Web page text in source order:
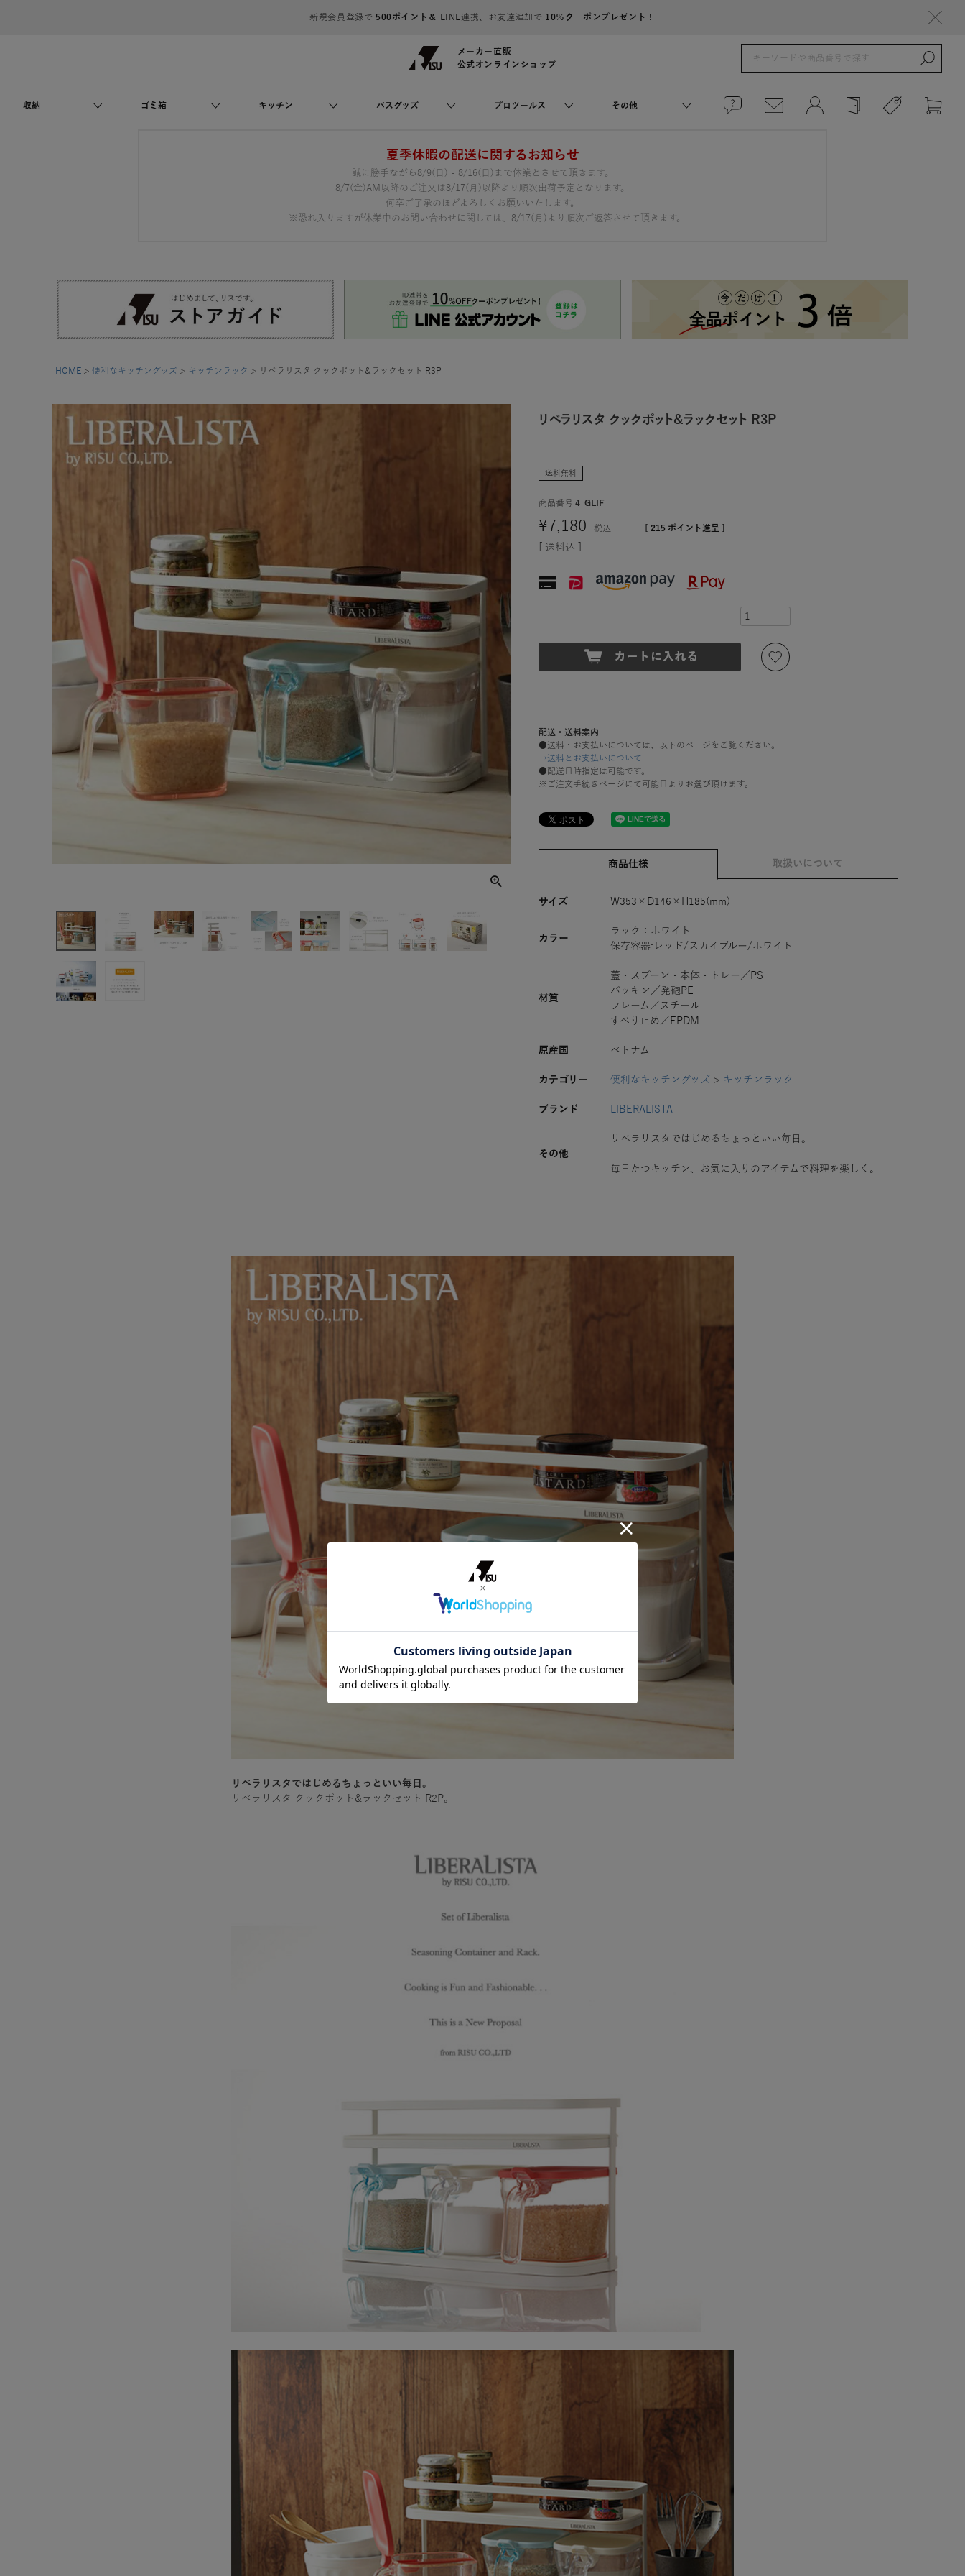
新規会員登録で 500ポイント＆ LINE連携、お友達追加で 10％クーポンプレゼント！
メーカー直販
公式オンラインショップ
収納 ゴミ箱 キッチン バスグッズ プロツールス その他
夏季休暇の配送に関するお知らせ
誠に勝手ながら8/9(日) - 8/16(日)まで休業とさせて頂きます。
8/7(金)AM以降のご注文は8/17(月)以降より順次出荷予定となります。
何卒ご了承のほどよろしくお願いいたします。
※恐れ入りますが休業中のお問い合わせに関しては、8/17(月)より順次ご返答させて頂きます。
HOME 便利なキッチングッズ キッチンラック リベラリスタ クックポット&ラックセット R3P
リベラリスタ クックポット&ラックセット R3P
送料無料
商品番号 4_GLIF
¥7,180 税込 215 ポイント進呈 ]
送料込
配送・送料案内
●送料・お支払いについては、以下のページをご覧ください。
→送料とお支払いについて
●配送日時指定は可能です。
※ご注文手続きページにて可能日よりお選び頂けます。
商品仕様 取扱いについて
サイズ W353×D146×H185(mm)
カラー
ラック：ホワイト
保存容器:レッド/スカイブルー/ホワイト
材質
蓋・スプーン・本体・トレー／PS
パッキン／発砲PE
フレーム／スチール
すべり止め／EPDM
原産国 ベトナム
カテゴリー 便利なキッチングッズ > キッチンラック
ブランド LIBERALISTA
その他
リベラリスタではじめるちょっといい毎日。
毎日たつキッチン、お気に入りのアイテムで料理を楽しく。
リベラリスタではじめるちょっといい毎日。
リベラリスタ クックポット&ラックセット R2P。